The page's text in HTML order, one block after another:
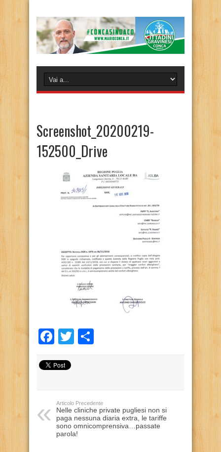
Screenshot_20200219-
152500_Drive
Facebook
Twitter
Articolo Precedente
Nelle cliniche private pugliesi non si
paga nessuna diaria extra, le tariffe
sono omnicomprensiva…passate
parola!